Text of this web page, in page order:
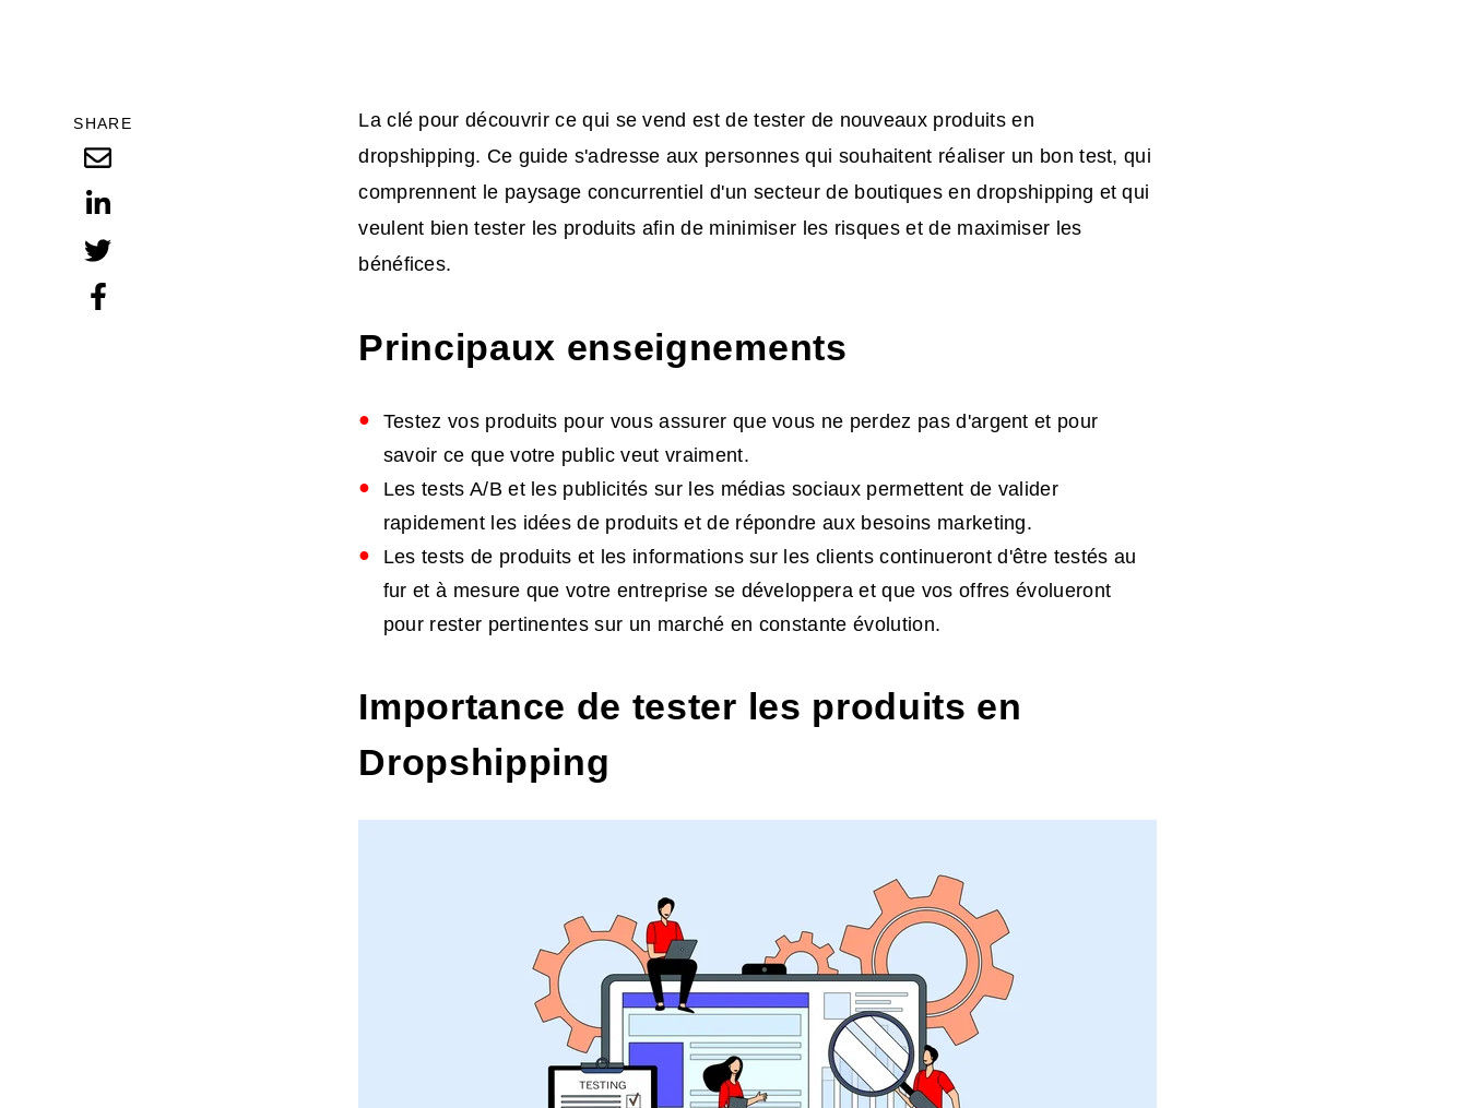
SHARE
La clé pour découvrir ce qui se vend est de tester de nouveaux produits en
dropshipping. Ce guide s'adresse aux personnes qui souhaitent réaliser un bon test, qui
comprennent le paysage concurrentiel d'un secteur de boutiques en dropshipping et qui
veulent bien tester les produits afin de minimiser les risques et de maximiser les
bénéfices.
Principaux enseignements
Testez vos produits pour vous assurer que vous ne perdez pas d'argent et pour
savoir ce que votre public veut vraiment.
Les tests A/B et les publicités sur les médias sociaux permettent de valider
rapidement les idées de produits et de répondre aux besoins marketing.
Les tests de produits et les informations sur les clients continueront d'être testés au
fur et à mesure que votre entreprise se développera et que vos offres évolueront
pour rester pertinentes sur un marché en constante évolution.
Importance de tester les produits en
Dropshipping